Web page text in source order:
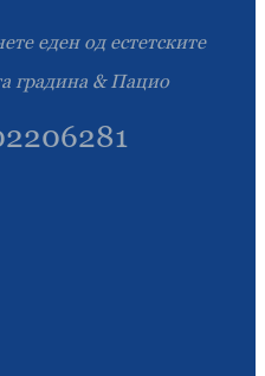
еден од естетските
градина & Пацио